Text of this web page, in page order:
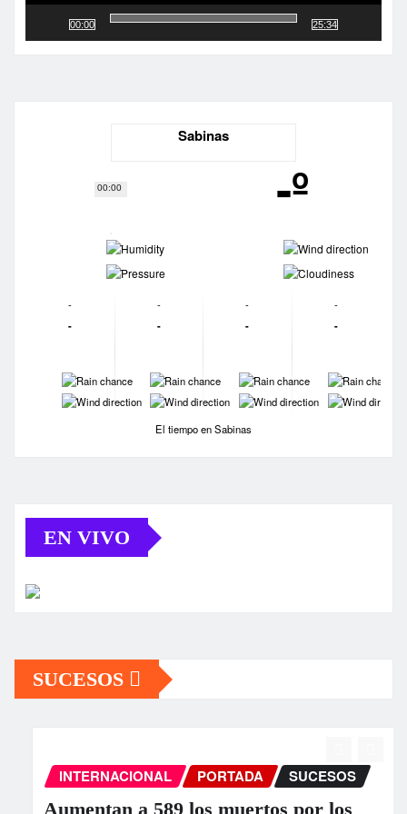
00:00
00:00
25:34
Sabinas
-º
-
-
-
-
-
-
-
-
-
-
-
-
-
-
-
-
-
-
-
-
El tiempo en Sabinas
EN VIVO
SUCESOS
INTERNACIONAL PORTADA SUCESOS
Aumentan a 589 los muertos por los